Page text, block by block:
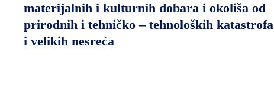
materijalnih i kulturnih dobara i okoliša od
prirodnih i tehničko – tehnoloških katastrofa
i velikih nesreća